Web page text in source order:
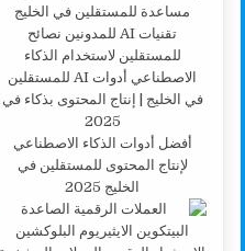
أفضل أدوات الذكاء الاصطناعي
لإنتاج المحتوى للمستقلين في
الخليج 2025